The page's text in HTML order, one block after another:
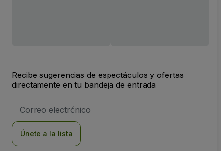
Recibe sugerencias de espectáculos y ofertas
directamente en tu bandeja de entrada
de
Únete a la lista